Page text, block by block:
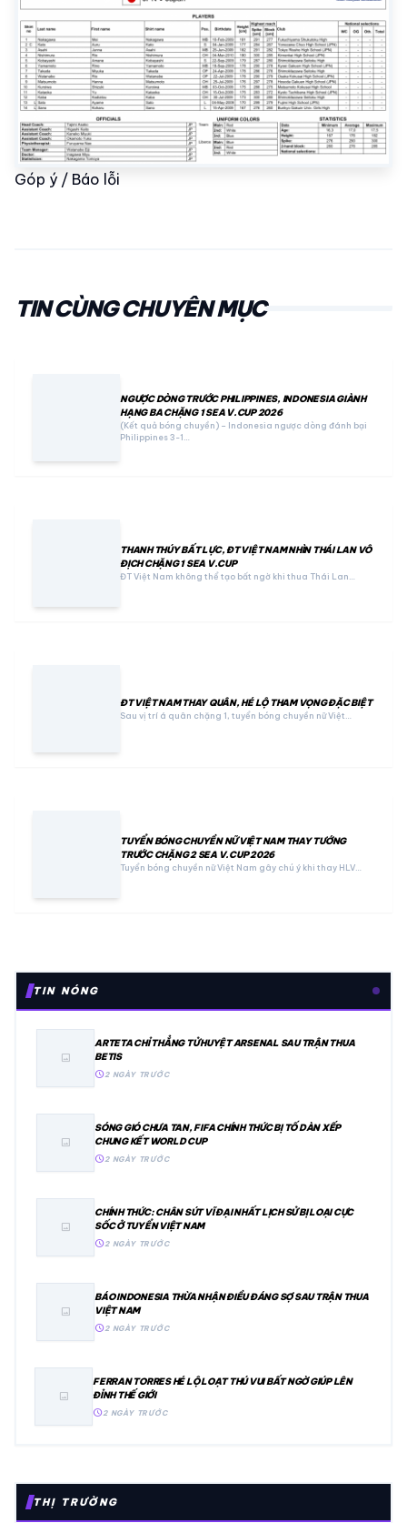
Góp ý / Báo lỗi
TIN CÙNG CHUYÊN MỤC
NGƯỢC DÒNG TRƯỚC PHILIPPINES, INDONESIA GIÀNH
HẠNG BA CHẶNG 1 SEA V.CUP 2026
(Kết quả bóng chuyền) – Indonesia ngược dòng đánh bại
Philippines 3-1…
THANH THÚY BẤT LỰC, ĐT VIỆT NAM NHÌN THÁI LAN VÔ
ĐỊCH CHẶNG 1 SEA V.CUP
ĐT Việt Nam không thể tạo bất ngờ khi thua Thái Lan…
ĐT VIỆT NAM THAY QUÂN, HÉ LỘ THAM VỌNG ĐẶC BIỆT
Sau vị trí á quân chặng 1, tuyển bóng chuyền nữ Việt…
TUYỂN BÓNG CHUYỀN NỮ VIỆT NAM THAY TƯỚNG
TRƯỚC CHẶNG 2 SEA V.CUP 2026
Tuyển bóng chuyền nữ Việt Nam gây chú ý khi thay HLV…
TIN NÓNG
image
ARTETA CHỈ THẲNG TỬ HUYỆT ARSENAL SAU TRẬN THUA
BETIS
schedule2 NGÀY TRƯỚC
image
SÓNG GIÓ CHƯA TAN, FIFA CHÍNH THỨC BỊ TỐ DÀN XẾP
CHUNG KẾT WORLD CUP
schedule2 NGÀY TRƯỚC
image
CHÍNH THỨC: CHÂN SÚT VĨ ĐẠI NHẤT LỊCH SỬ BỊ LOẠI CỰC
SỐC Ở TUYỂN VIỆT NAM
schedule2 NGÀY TRƯỚC
image
BÁO INDONESIA THỪA NHẬN ĐIỀU ĐÁNG SỢ SAU TRẬN THUA
VIỆT NAM
schedule2 NGÀY TRƯỚC
image
FERRAN TORRES HÉ LỘ LOẠT THÚ VUI BẤT NGỜ GIÚP LÊN
ĐỈNH THẾ GIỚI
schedule2 NGÀY TRƯỚC
THỊ TRƯỜNG